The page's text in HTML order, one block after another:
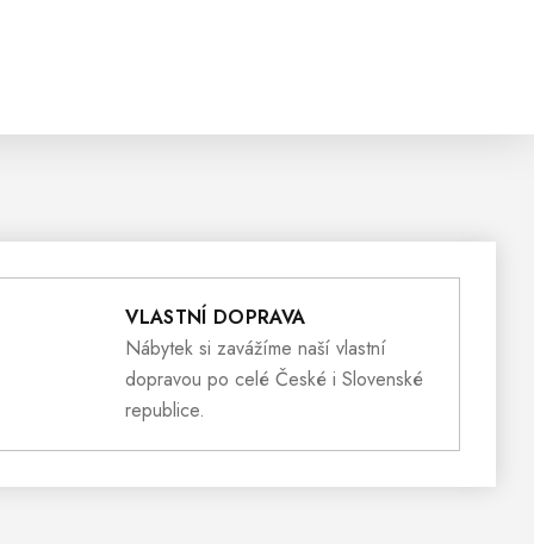
VLASTNÍ DOPRAVA
Nábytek si zavážíme naší vlastní
dopravou po celé České i Slovenské
republice.